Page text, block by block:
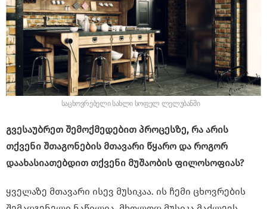
საცხოვრებელი სახლი სოფელ ლელუბანში
გვესაუბრეთ შემოქმედებით პროცესზე, რა არის
თქვენი შთაგონების მთავარი წყარო და როგორ
დაახასიათებდით თქვენი მუშაობის ფილოსოფიას?
ყველაზე მთავარი ისევ მუსიკაა. ის ჩემი ცხოვრების